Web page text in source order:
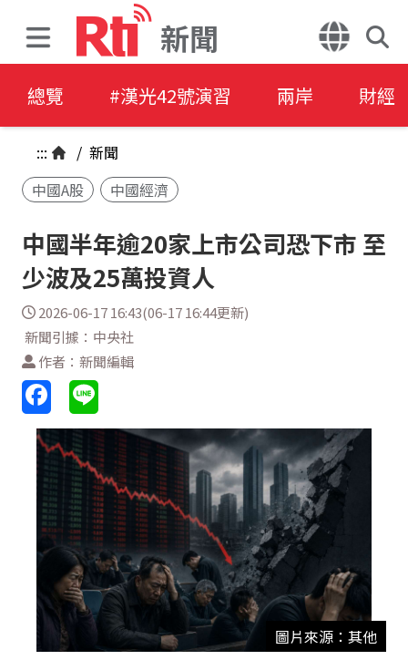
新聞
總覽 #漢光42號演習 兩岸 財經
::: / 新聞
中國A股
中國經濟
中國半年逾20家上市公司恐下市 至
少波及25萬投資人
2026-06-17 16:43(06-17 16:44更新)
新聞引據：中央社
作者：新聞編輯
圖片來源：其他